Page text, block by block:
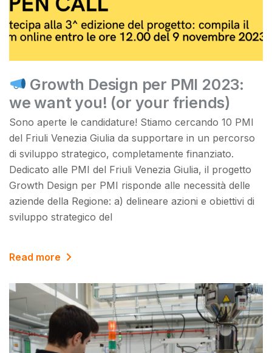
Growth Design per PMI 2023:
we want you! (or your friends)
Sono aperte le candidature! Stiamo cercando 10 PMI
del Friuli Venezia Giulia da supportare in un percorso
di sviluppo strategico, completamente finanziato.
Dedicato alle PMI del Friuli Venezia Giulia, il progetto
Growth Design per PMI risponde alle necessità delle
aziende della Regione: a) delineare azioni e obiettivi di
sviluppo strategico del
Read more